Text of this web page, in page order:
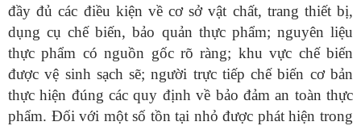
đầy đủ các điều kiện về cơ sở vật chất, trang thiết bị,
dụng cụ chế biến, bảo quản thực phẩm; nguyên liệu
thực phẩm có nguồn gốc rõ ràng; khu vực chế biến
được vệ sinh sạch sẽ; người trực tiếp chế biến cơ bản
thực hiện đúng các quy định về bảo đảm an toàn thực
phẩm. Đối với một số tồn tại nhỏ được phát hiện trong